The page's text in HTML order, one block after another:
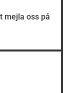
mejla oss på